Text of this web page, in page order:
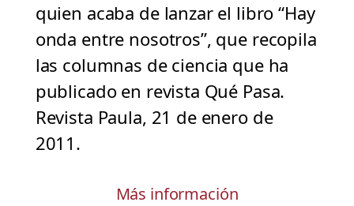
quien acaba de lanzar el libro “Hay
onda entre nosotros”, que recopila
las columnas de ciencia que ha
publicado en revista Qué Pasa.
Revista Paula, 21 de enero de
2011.
Más información